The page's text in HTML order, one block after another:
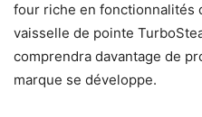
four riche en fonctionnalités
vaisselle de pointe
comprendra davantage de
marque se développe.